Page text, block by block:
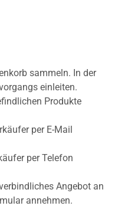
sammeln. In der
einleiten.
Produkte
per E-Mail
per Telefon
Angebot an
annehmen.